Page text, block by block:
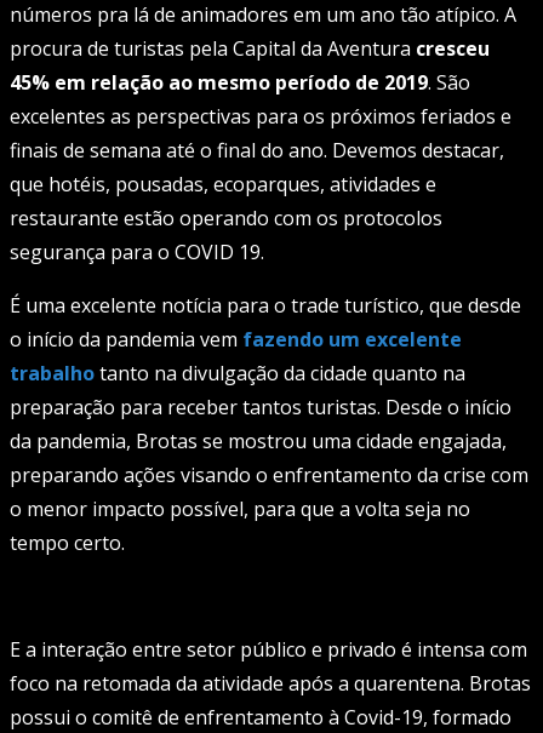
números pra lá de animadores em um ano tão atípico. A
procura de turistas pela Capital da Aventura cresceu
45% em relação ao mesmo período de 2019. São
excelentes as perspectivas para os próximos feriados e
finais de semana até o final do ano. Devemos destacar,
que hotéis, pousadas, ecoparques, atividades e
restaurante estão operando com os protocolos
segurança para o COVID 19.
É uma excelente notícia para o trade turístico, que desde
o início da pandemia vem fazendo um excelente
trabalhotanto na divulgação da cidade quanto na
preparação para receber tantos turistas. Desde o início
da pandemia, Brotas se mostrou uma cidade engajada,
preparando ações visando o enfrentamento da crise com
o menor impacto possível, para que a volta seja no
tempo certo.
E a interação entre setor público e privado é intensa com
foco na retomada da atividade após a quarentena. Brotas
possui o comitê de enfrentamento à Covid-19, formado